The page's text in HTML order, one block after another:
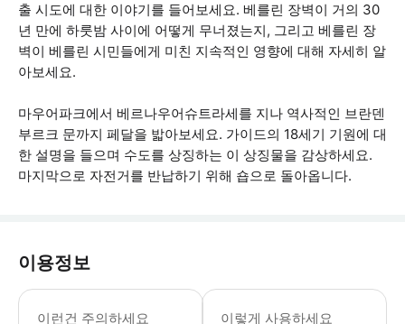
출 시도에 대한 이야기를 들어보세요. 베를린 장벽이 거의 30
년 만에 하룻밤 사이에 어떻게 무너졌는지, 그리고 베를린 장
벽이 베를린 시민들에게 미친 지속적인 영향에 대해 자세히 알
아보세요.
마우어파크에서 베르나우어슈트라세를 지나 역사적인 브란덴
부르크 문까지 페달을 밟아보세요. 가이드의 18세기 기원에 대
한 설명을 들으며 수도를 상징하는 이 상징물을 감상하세요.
마지막으로 자전거를 반납하기 위해 숍으로 돌아옵니다.
이용정보
이런건 주의하세요
이 투어는 여유로운 페이스로 약 15
이렇게 사용하세요